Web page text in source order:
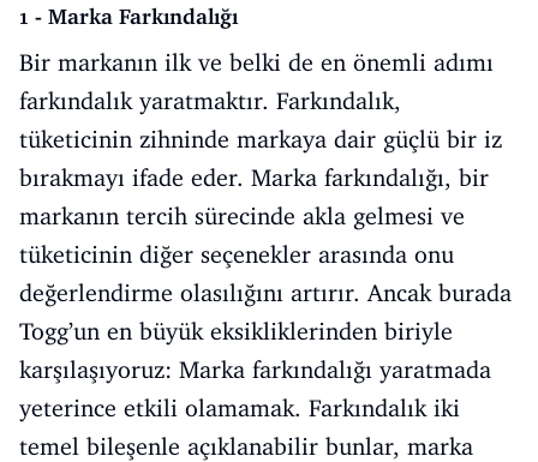
1 - Marka Farkındalığı
Bir markanın ilk ve belki de en önemli adımı
farkındalık yaratmaktır. Farkındalık,
tüketicinin zihninde markaya dair güçlü bir iz
bırakmayı ifade eder. Marka farkındalığı, bir
markanın tercih sürecinde akla gelmesi ve
tüketicinin diğer seçenekler arasında onu
değerlendirme olasılığını artırır. Ancak burada
Togg’un en büyük eksikliklerinden biriyle
karşılaşıyoruz: Marka farkındalığı yaratmada
yeterince etkili olamamak. Farkındalık iki
temel bileşenle açıklanabilir bunlar, marka